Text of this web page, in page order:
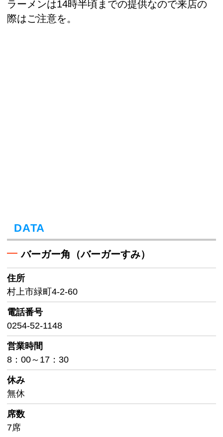
ラーメンは14時半頃までの提供なので来店の
際はご注意を。
DATA
バーガー角（バーガーすみ）
住所
村上市緑町4-2-60
電話番号
0254-52-1148
営業時間
8：00～17：30
休み
無休
席数
7席